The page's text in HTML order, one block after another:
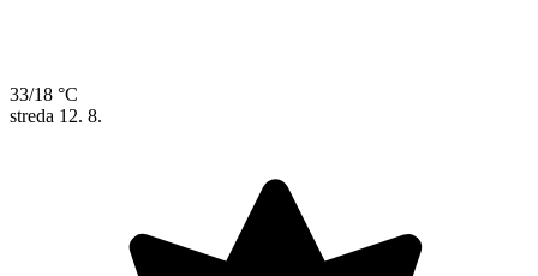
33/18 °C
streda 12. 8.